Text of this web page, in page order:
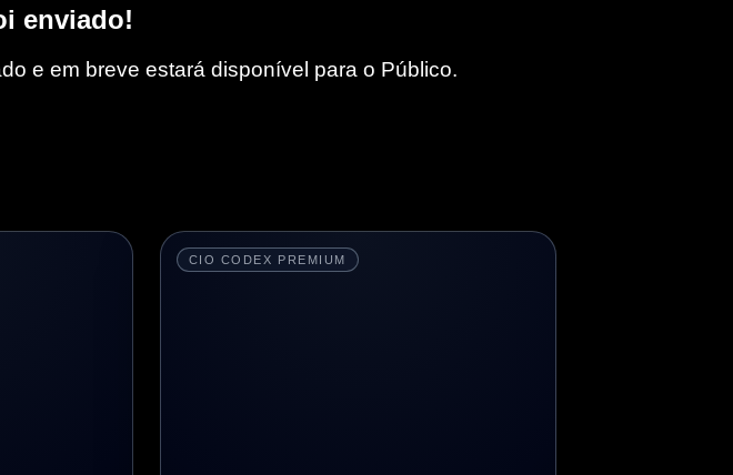
enviado!
e em breve estará disponível para o Público.
CIO CODEX PREMIUM